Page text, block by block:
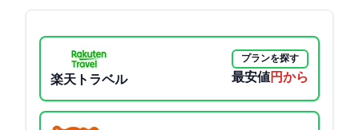
楽天トラベル
プランを探す
最安値3170円から